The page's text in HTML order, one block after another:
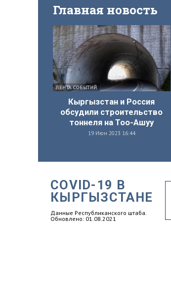
Главная новость
ЛЕНТА СОБЫТИЙ
Кыргызстан и Россия
обсудили строительство
тоннеля на Тоо-Ашуу
19 Июн 2023 16:44
COVID-19 В
КЫРГЫЗСТАНЕ
Данные Республиканского штаба.
Обновлено: 01.08.2021